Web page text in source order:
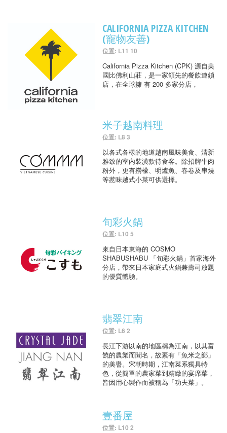
CALIFORNIA PIZZA KITCHEN
(寵物友善)
位置: L11 10
California Pizza Kitchen (CPK) 源自美
國比佛利山莊，是一家領先的餐飲連鎖
店，在全球擁 有 200 多家分店，
米子越南料理
位置: L8 3
以各式各樣的地道越南風味美食、清新
雅致的室內裝潢款待食客。除招牌牛肉
粉外，更有撈檬、明爐魚、春卷及串燒
等惹味越式小菜可供選擇。
旬彩火鍋
位置: L10 5
來自日本東海的 COSMO
SHABUSHABU 「旬彩火鍋」首家海外
分店，帶來日本家庭式火鍋兼壽司放題
的優質體驗。
翡翠江南
位置: L6 2
長江下游以南的地區稱為江南，以其富
饒的農業而聞名，故素有「魚米之鄉」
的美譽。宋朝時期，江南菜系獨具特
色，從簡單的農家菜到精緻的宴席菜，
皆因用心製作而被稱為「功夫菜」。
壹番屋
位置: L10 2